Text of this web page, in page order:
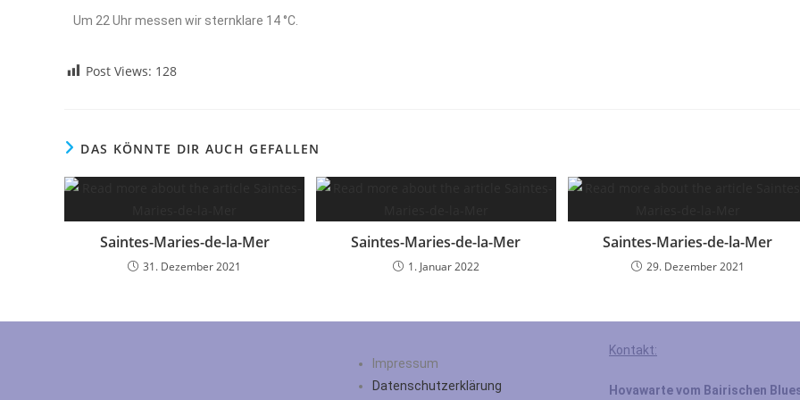
Um 22 Uhr messen wir sternklare 14 °C.
Post Views: 128
DAS KÖNNTE DIR AUCH GEFALLEN
Saintes-Maries-de-la-Mer
31. Dezember 2021
Saintes-Maries-de-la-Mer
1. Januar 2022
Saintes-Maries-de-la-Mer
29. Dezember 2021
Impressum
Datenschutzerklärung
Kontakt:
Hovawarte vom Bairischen